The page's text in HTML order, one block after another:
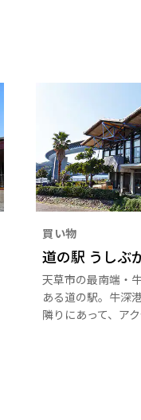
買い物
道の駅 うしぶ
天草市の最南端・
ある道の駅。牛深
隣りにあって、ア